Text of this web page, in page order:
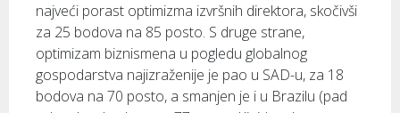
najveći porast optimizma izvršnih direktora, skočivši
za 25 bodova na 85 posto. S druge strane,
optimizam biznismena u pogledu globalnog
gospodarstva najizraženije je pao u SAD-u, za 18
bodova na 70 posto, a smanjen je i u Brazilu (pad